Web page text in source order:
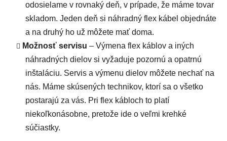
odosielame v rovnaký deň, v prípade, že máme tovar
skladom. Jeden deň si náhradný flex kábel objednáte
a na druhý ho už môžete mať doma.
Možnosť servisu – Výmena flex káblov a iných
náhradných dielov si vyžaduje pozornú a opatrnú
inštaláciu. Servis a výmenu dielov môžete nechať na
nás. Máme skúsených technikov, ktorí sa o všetko
postarajú za vás. Pri flex kábloch to platí
niekoľkonásobne, pretože ide o veľmi krehké
súčiastky.